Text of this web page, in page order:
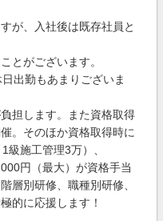
が、入社後は既存社員と
とがございます。
出勤もあまりございま
担します。また資格取得
。そのほか資格取得時に
級施工管理3万）、
円（最大）が資格手当
層別研修、職種別研修、
的に応援します！